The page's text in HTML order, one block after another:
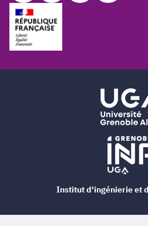
Institut d'ingénierie et